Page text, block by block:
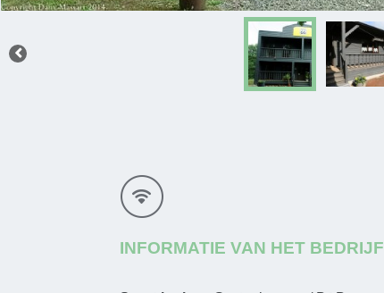
INFORMATIE VAN HET BEDRIJF